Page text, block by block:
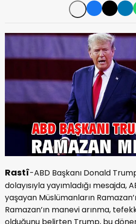
Rastî-ABD Başkanı Donald
dolayısıyla yayımladığı mesajda,
yaşayan Müslümanların
Ramazan’ın manevi arınma,
olduğunu belirten Trump, bu